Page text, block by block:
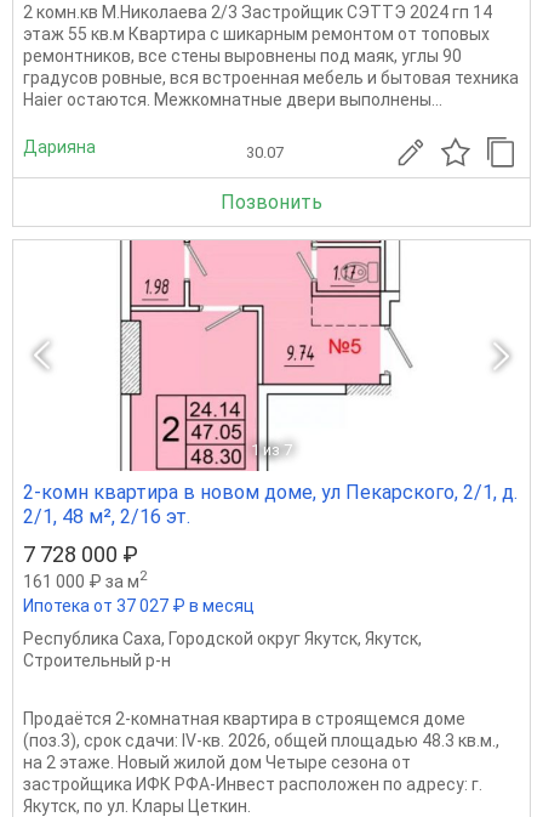
2 комн.кв М.Николаева 2/3 Застройщик СЭТТЭ 2024 гп 14
этаж 55 кв.м Квартира с шикарным ремонтом от топовых
ремонтников, все стены выровнены под маяк, углы 90
градусов ровные, вся встроенная мебель и бытовая техника
Haier остаются. Межкомнатные двери выполнены...
Дарияна 30.07
Позвонить
1 из 7
2-комн квартира в новом доме, ул Пекарского, 2/1, д.
2/1, 48 м², 2/16 эт.
7 728 000 ₽
161 000 ₽ за м2
Ипотека от 37 027 ₽ в месяц
Республика Саха, Городской округ Якутск, Якутск,
Строительный р-н
Продаётся 2-комнатная квартира в строящемся доме
(поз.3), срок сдачи: IV-кв. 2026, общей площадью 48.3 кв.м.,
на 2 этаже. Новый жилой дом Четыре сезона от
застройщика ИФК РФА-Инвест расположен по адресу: г.
Якутск, по ул. Клары Цеткин.